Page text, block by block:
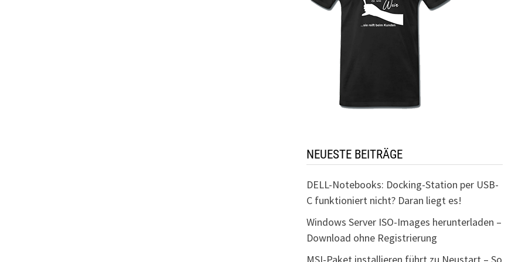
NEUESTE BEITRÄGE
DELL-Notebooks: Docking-Station per USB-
C funktioniert nicht? Daran liegt es!
Windows Server ISO-Images herunterladen –
Download ohne Registrierung